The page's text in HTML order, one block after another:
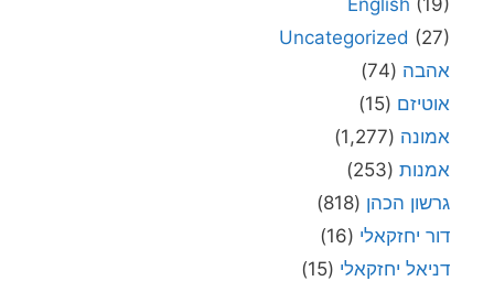
Uncategorized (27)
אהבה (74)
אוטיזם (15)
אמונה (1,277)
אמנות (253)
גרשון הכהן (818)
דור יחזקאלי (16)
דניאל יחזקאלי (15)